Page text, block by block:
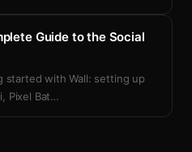
Guide to the Social
started with Wall: setting up
Pixel Bat…